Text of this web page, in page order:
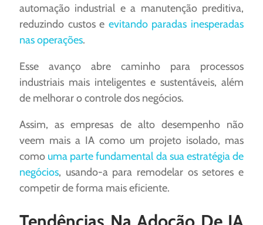
automação industrial e a manutenção preditiva,
reduzindo custos e evitando paradas inesperadas
nas operações.
Esse avanço abre caminho para processos
industriais mais inteligentes e sustentáveis, além
de melhorar o controle dos negócios.
Assim, as empresas de alto desempenho não
veem mais a IA como um projeto isolado, mas
como uma parte fundamental da sua estratégia de
negócios, usando-a para remodelar os setores e
competir de forma mais eficiente.